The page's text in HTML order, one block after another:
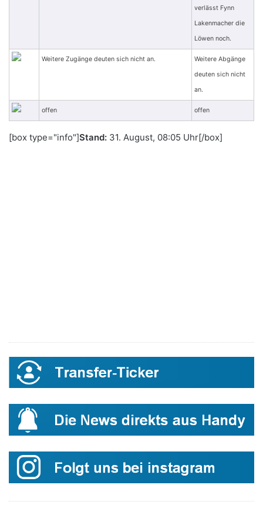
verlässt Fynn
Lakenmacher die
Löwen noch.
Weitere Zugänge deuten sich nicht an.
Weitere Abgänge
deuten sich nicht
an.
offen offen
[box type="info"]Stand: 31. August, 08:05 Uhr[/box]